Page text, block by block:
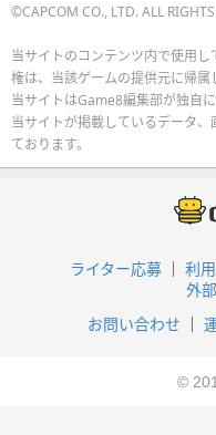
©CAPCOM CO., LTD. ALL RIGHTS
当サイトのコンテンツ内で使用
権は、当該ゲームの提供元に帰属
当サイトはGame8編集部が独自
当サイトが掲載しているデータ
ております。
ライター応募 利
外
お問い合わせ
©